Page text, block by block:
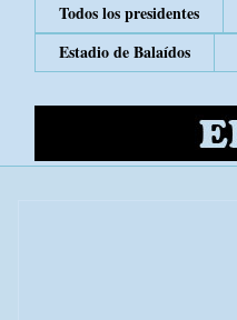
Todos los presidentes
Estadio de Balaídos